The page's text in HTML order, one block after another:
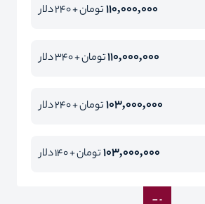
110,000,000تومان + 240 دلار
110,000,000تومان + 340 دلار
103,000,000تومان + 240 دلار
103,000,000تومان + 140 دلار